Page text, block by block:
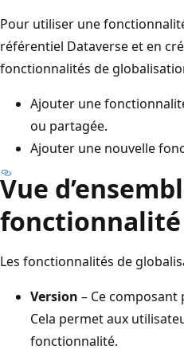
Pour utiliser une
référentiel Dataverse et en
fonctionnalités de
Ajouter une
ou partagée.
Ajouter une nouvelle
Vue
fonctionnalité
Les fonctionnalités de
Version – Ce
Cela permet aux
fonctionnalité.